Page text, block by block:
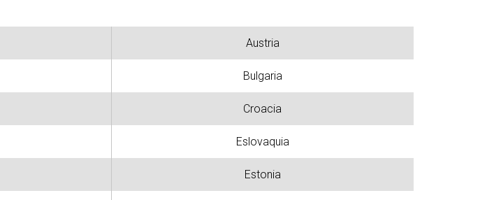
Austria
Bulgaria
Croacia
Eslovaquia
Estonia